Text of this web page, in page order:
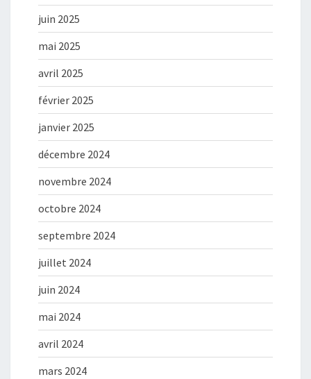
juin 2025
mai 2025
avril 2025
février 2025
janvier 2025
décembre 2024
novembre 2024
octobre 2024
septembre 2024
juillet 2024
juin 2024
mai 2024
avril 2024
mars 2024